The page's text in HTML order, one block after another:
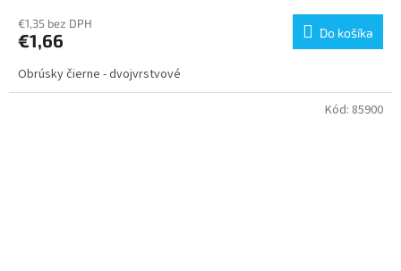
€1,35 bez DPH
€1,66 Do košíka
Obrúsky čierne - dvojvrstvové
Kód: 85900